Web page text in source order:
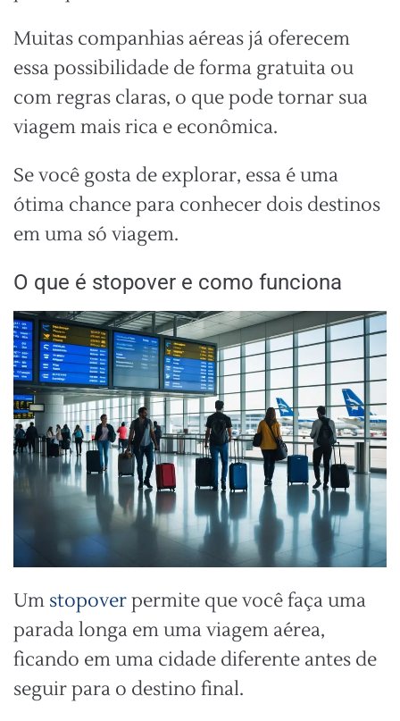
Muitas companhias aéreas já oferecem
essa possibilidade de forma gratuita ou
com regras claras, o que pode tornar sua
viagem mais rica e econômica.
Se você gosta de explorar, essa é uma
ótima chance para conhecer dois destinos
em uma só viagem.
O que é stopover e como funciona
Um stopoverpermite que você faça uma
parada longa em uma viagem aérea,
ficando em uma cidade diferente antes de
seguir para o destino final.